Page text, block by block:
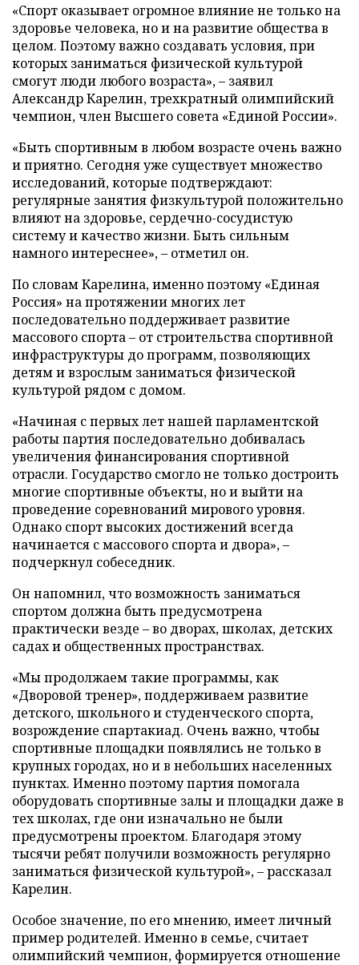
«Спорт оказывает огромное влияние не только на
здоровье человека, но и на развитие общества в
целом. Поэтому важно создавать условия, при
которых заниматься физической культурой
смогут люди любого возраста», – заявил
Александр Карелин, трехкратный олимпийский
чемпион, член Высшего совета «Единой России».
«Быть спортивным в любом возрасте очень важно
и приятно. Сегодня уже существует множество
исследований, которые подтверждают:
регулярные занятия физкультурой положительно
влияют на здоровье, сердечно-сосудистую
систему и качество жизни. Быть сильным
намного интереснее», – отметил он.
По словам Карелина, именно поэтому «Единая
Россия» на протяжении многих лет
последовательно поддерживает развитие
массового спорта – от строительства спортивной
инфраструктуры до программ, позволяющих
детям и взрослым заниматься физической
культурой рядом с домом.
«Начиная с первых лет нашей парламентской
работы партия последовательно добивалась
увеличения финансирования спортивной
отрасли. Государство смогло не только достроить
многие спортивные объекты, но и выйти на
проведение соревнований мирового уровня.
Однако спорт высоких достижений всегда
начинается с массового спорта и двора», –
подчеркнул собеседник.
Он напомнил, что возможность заниматься
спортом должна быть предусмотрена
практически везде – во дворах, школах, детских
садах и общественных пространствах.
«Мы продолжаем такие программы, как
«Дворовой тренер», поддерживаем развитие
детского, школьного и студенческого спорта,
возрождение спартакиад. Очень важно, чтобы
спортивные площадки появлялись не только в
крупных городах, но и в небольших населенных
пунктах. Именно поэтому партия помогала
оборудовать спортивные залы и площадки даже в
тех школах, где они изначально не были
предусмотрены проектом. Благодаря этому
тысячи ребят получили возможность регулярно
заниматься физической культурой», – рассказал
Карелин.
Особое значение, по его мнению, имеет личный
пример родителей. Именно в семье, считает
олимпийский чемпион, формируется отношение